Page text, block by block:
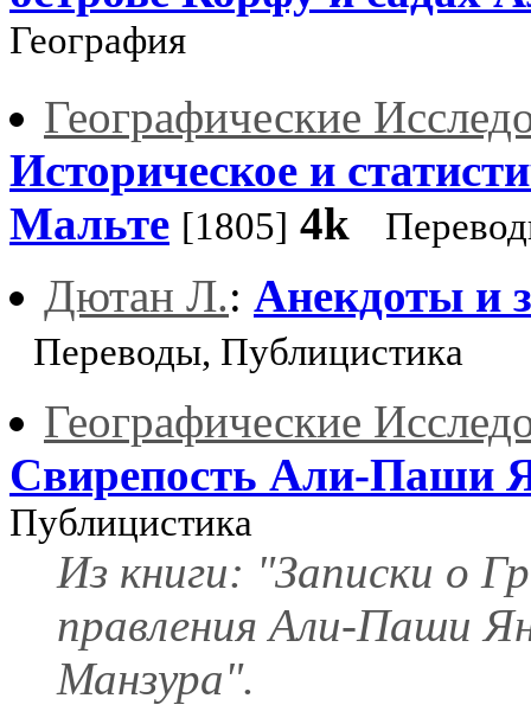
География
Географические
Историческое и
Мальте [1805] 4k
Дютан Л.: Анекдоты и
Переводы, Публицистика
Географические
Свирепость Али-Паши
Публицистика
Из книги: "Записки о
правления Али-Паши
Манзура".